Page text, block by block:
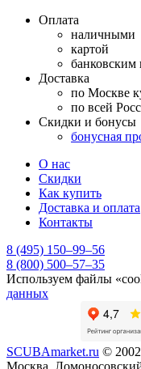
Оплата
наличными
картой
банковским
Доставка
по Москве
по всей
Скидки и бонусы
бонусная
О нас
Скидки
Как купить
Доставка и оплата
Контакты
8 (495) 150–99–56
8 (800) 500–57–35
Используем файлы
данных
SCUBAmarket.ru ©
Москва,